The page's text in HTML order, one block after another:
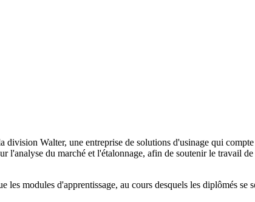
Walter, une entreprise de solutions d'usinage qui
du marché et l'étalonnage, afin de soutenir le travail
modules d'apprentissage, au cours desquels les diplômés se